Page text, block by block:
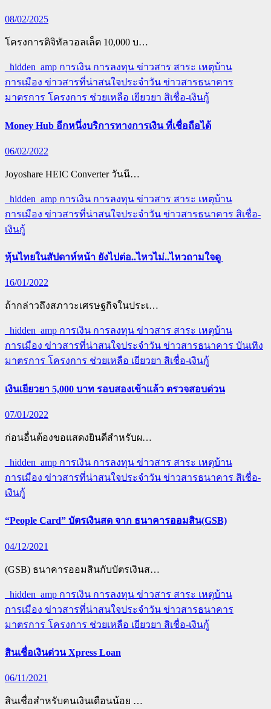
08/02/2025
โครงการดิจิทัลวอลเล็ต 10,000 บ…
_hidden_amp การเงิน การลงทุน ข่าวสาร สาระ เหตุบ้าน
การเมือง ข่าวสารที่น่าสนใจประจำวัน ข่าวสารธนาคาร
มาตรการ โครงการ ช่วยเหลือ เยียวยา สิเชื่อ-เงินกู้
Money Hub อีกหนึ่งบริการทางการเงิน ที่เชื่อถือได้
06/02/2022
Joyoshare HEIC Converter วันนี…
_hidden_amp การเงิน การลงทุน ข่าวสาร สาระ เหตุบ้าน
การเมือง ข่าวสารที่น่าสนใจประจำวัน ข่าวสารธนาคาร สิเชื่อ-
เงินกู้
หุ้นไทยในสัปดาห์หน้า ยังไปต่อ..ไหวไม่..ไหวถามใจดู
16/01/2022
ถ้ากล่าวถึงสภาวะเศรษฐกิจในประเ…
_hidden_amp การเงิน การลงทุน ข่าวสาร สาระ เหตุบ้าน
การเมือง ข่าวสารที่น่าสนใจประจำวัน ข่าวสารธนาคาร บันเทิง
มาตรการ โครงการ ช่วยเหลือ เยียวยา สิเชื่อ-เงินกู้
เงินเยียวยา 5,000 บาท รอบสองเข้าแล้ว ตรวจสอบด่วน
07/01/2022
ก่อนอื่นต้องขอแสดงยินดีสำหรับผ…
_hidden_amp การเงิน การลงทุน ข่าวสาร สาระ เหตุบ้าน
การเมือง ข่าวสารที่น่าสนใจประจำวัน ข่าวสารธนาคาร สิเชื่อ-
เงินกู้
“People Card” บัตรเงินสด จาก ธนาคารออมสิน(GSB)
04/12/2021
(GSB) ธนาคารออมสินกับบัตรเงินส…
_hidden_amp การเงิน การลงทุน ข่าวสาร สาระ เหตุบ้าน
การเมือง ข่าวสารที่น่าสนใจประจำวัน ข่าวสารธนาคาร
มาตรการ โครงการ ช่วยเหลือ เยียวยา สิเชื่อ-เงินกู้
สินเชื่อเงินด่วน Xpress Loan
06/11/2021
สินเชื่อสำหรับคนเงินเดือนน้อย …